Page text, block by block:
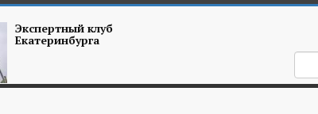
Экспертный клуб
Екатеринбурга